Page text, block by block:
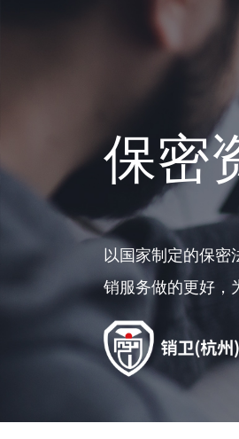
保密
以国家制定的保密
销服务做的更好，